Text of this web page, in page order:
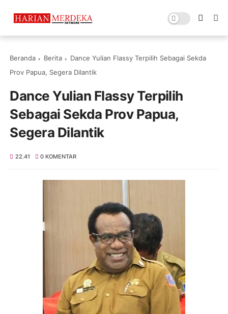
Beranda Berita
Dance Yulian Flassy Terpilih Sebagai Sekda
Prov Papua, Segera Dilantik
Dance Yulian Flassy Terpilih
Sebagai Sekda Prov Papua,
Segera Dilantik
22.41 0 KOMENTAR